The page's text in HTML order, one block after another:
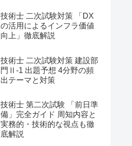
技術士 二次試験対策 「DX
の活用によるインフラ価値
向上」徹底解説
技術士 二次試験対策 建設部
門Ⅱ-1 出題予想 4分野の頻
出テーマと対策
技術士 第二次試験 「前日準
備」完全ガイド 周知内容と
実務的・技術的な視点も徹
底解説